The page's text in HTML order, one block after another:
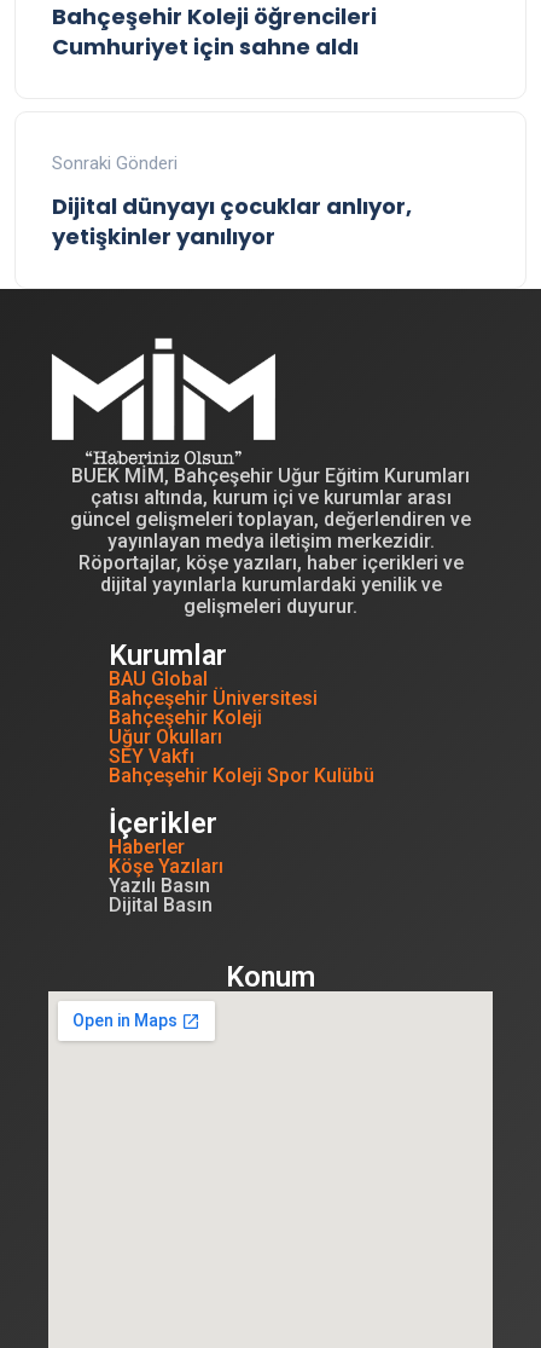
Bahçeşehir Koleji öğrencileri
Cumhuriyet için sahne aldı
Sonraki Gönderi
Dijital dünyayı çocuklar anlıyor,
yetişkinler yanılıyor
BUEK MİM, Bahçeşehir Uğur Eğitim Kurumları
çatısı altında, kurum içi ve kurumlar arası
güncel gelişmeleri toplayan, değerlendiren ve
yayınlayan medya iletişim merkezidir.
Röportajlar, köşe yazıları, haber içerikleri ve
dijital yayınlarla kurumlardaki yenilik ve
gelişmeleri duyurur.
Kurumlar
BAU Global
Bahçeşehir Üniversitesi
Bahçeşehir Koleji
Uğur Okulları
SEY Vakfı
Bahçeşehir Koleji Spor Kulübü
İçerikler
Haberler
Köşe Yazıları
Yazılı Basın
Dijital Basın
Konum